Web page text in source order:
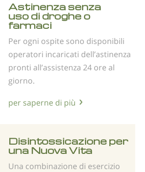
Astinenza senza
uso di droghe o
farmaci
Per ogni ospite sono disponibili
operatori incaricati dell’astinenza
pronti all’assistenza 24 ore al
giorno.
per saperne di più
Disintossicazione per
una Nuova Vita
Una combinazione di esercizio